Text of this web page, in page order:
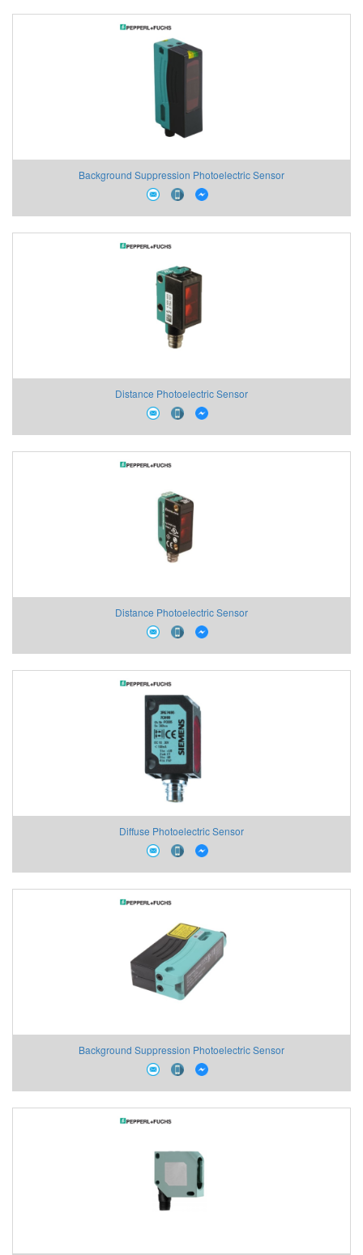
Background Suppression Photoelectric Sensor
Distance Photoelectric Sensor
Distance Photoelectric Sensor
Diffuse Photoelectric Sensor
Background Suppression Photoelectric Sensor